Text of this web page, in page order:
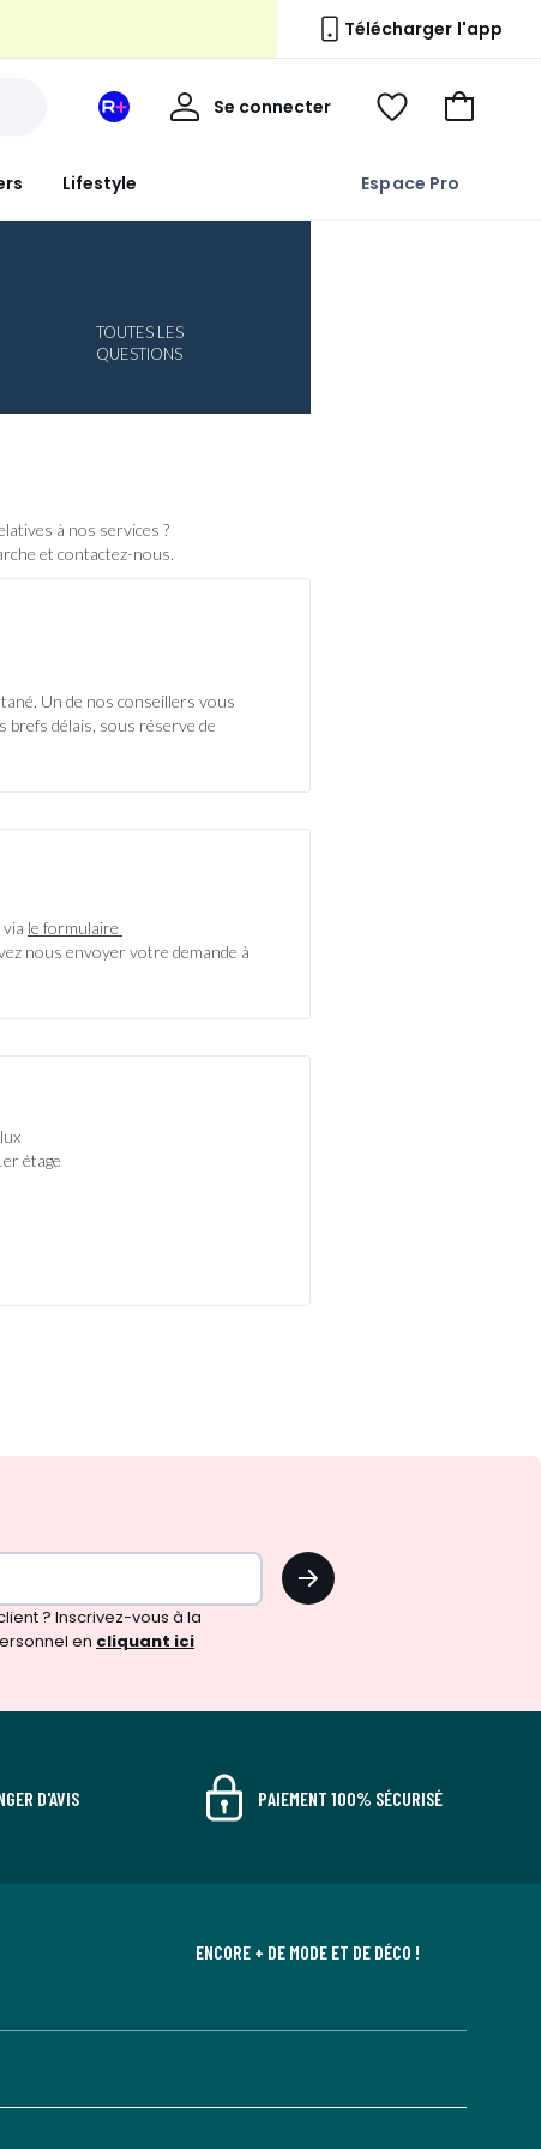
Télécharger l'app
Lifestyle Espace Pro
Mon
Redoute
Se connecter
Mon
Voir
Aller
TOUTES LES
QUESTIONS
à nos services ?
et contactez-nous.
Un de nos conseillers vous
brefs délais, sous réserve de
le formulaire
nous envoyer votre demande à
étage
OK
? Inscrivez-vous à la
en cliquant ici
D'AVIS PAIEMENT 100% SÉCURISÉ
ENCORE + DE MODE ET DE DÉCO !